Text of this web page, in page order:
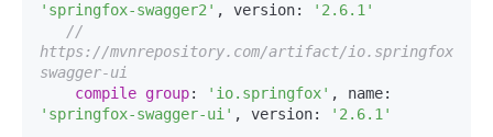
'springfox-swagger2' , version:
'2.6.1'
//
https://mvnrepository.com/artifact/io.springfox/
swagger-ui
compile group: 'io.springfox'
'springfox-swagger-ui' , version: '2.6.1'